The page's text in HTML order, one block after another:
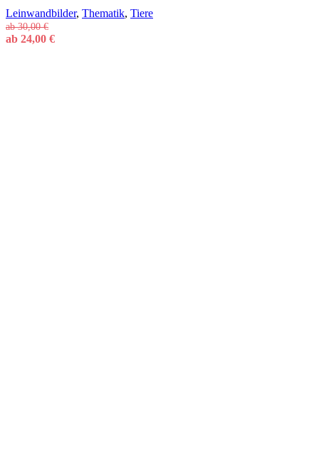
Leinwandbilder, Thematik, Tiere
ab30,00€
ab 24,00 €